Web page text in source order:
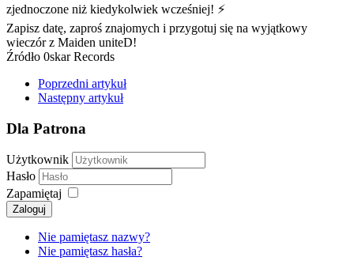
zjednoczone niż kiedykolwiek wcześniej! ⚡
Zapisz datę, zaproś znajomych i przygotuj się na wyjątkowy
wieczór z Maiden uniteD!
Źródło 0skar Records
Poprzedni artykuł
Następny artykuł
Dla Patrona
Użytkownik
Hasło
Zapamiętaj
Zaloguj
Nie pamiętasz nazwy?
Nie pamiętasz hasła?